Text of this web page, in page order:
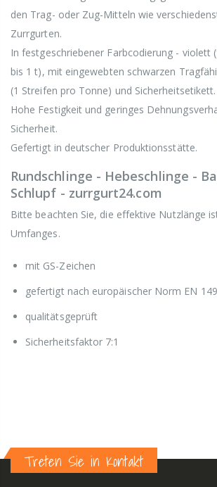
den Trag- oder Zug-Mitteln wie
Zurrgurten.
In festgeschriebener Farbcodierung - violett
bis 1 t), mit eingewebten schwarzen
(1 Streifen pro Tonne) und Sicherheitsetikett.
Hohe Festigkeit und geringes
Sicherheit.
Gefertigt in deutscher Produktionsstätte.
Rundschlinge - Hebeschlinge -
Schlupf - zurrgurt24.com
Bitte beachten Sie, die effektive Nutzlänge
Umfanges.
mit GS-Zeichen
gefertigt nach europäischer Norm EN
qualitätsgeprüft
Sicherheitsfaktor 7:1
Treten Sie in Kontakt